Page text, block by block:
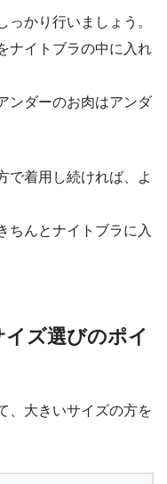
かり行いましょう。
ナイトブラの中に入れ
ンダーのお肉はアンダ
で着用し続ければ、よ
ちんとナイトブラに入
ズ選びのポイ
、大きいサイズの方を